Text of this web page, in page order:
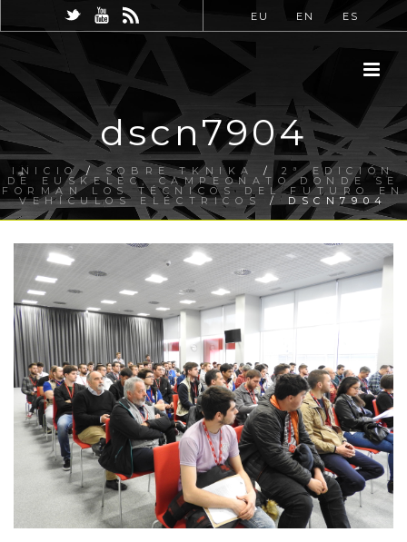
EU EN ES
dscn7904
INICIO/ SOBRE TKNIKA / 2ª EDICIÓN
DE EUSKELEC, CAMPEONATO DONDE SE
FORMAN LOS TÉCNICOS DEL FUTURO EN
VEHÍCULOS ELÉCTRICOS / DSCN7904